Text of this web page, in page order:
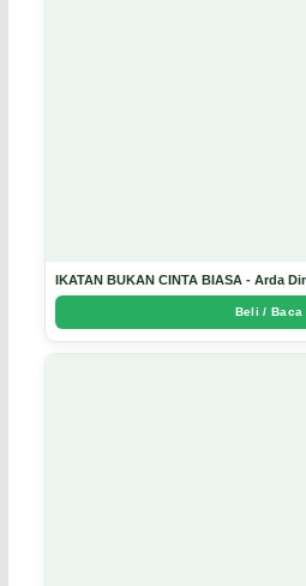
IKATAN BUKAN CINTA BIASA - Arda
Beli / Baca